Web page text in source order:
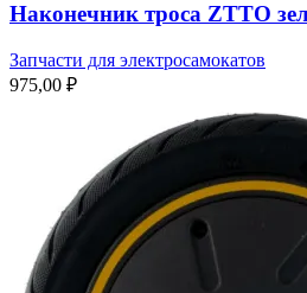
Наконечник троса ZTTO
Запчасти для электросамокатов
975,00 ₽